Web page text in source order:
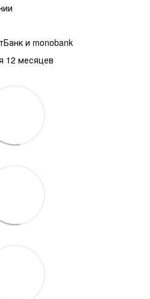
и monobank
12 месяцев